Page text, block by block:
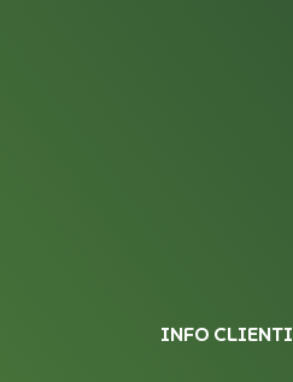
INFO CLIENTI